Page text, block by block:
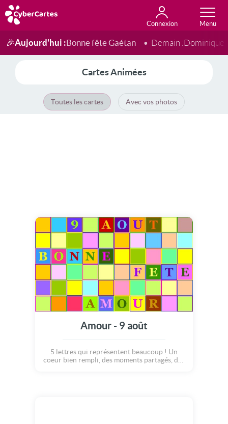
Connexion
Anniversaire
Fête du jour
Amour
Amitié
Merci
Toutes les cartes
🎉Aujourd'hui :Bonne fête Gaétan Demain :Dominique
Cartes Animées
Toutes les cartes Avec vos photos
Amour - 9 août
5 lettres qui représentent beaucoup ! Un
coeur bien rempli, des moments partagés, des